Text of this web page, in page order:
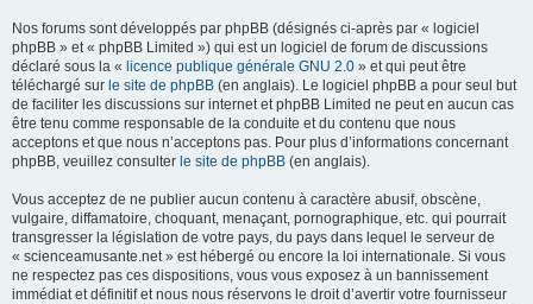
Nos forums sont développés par phpBB (désignés ci-après par « logiciel
phpBB » et « phpBB Limited ») qui est un logiciel de forum de discussions
déclaré sous la « licence publique générale GNU 2.0 » et qui peut être
téléchargé sur le site de phpBB (en anglais). Le logiciel phpBB a pour seul but
de faciliter les discussions sur internet et phpBB Limited ne peut en aucun cas
être tenu comme responsable de la conduite et du contenu que nous
acceptons et que nous n’acceptons pas. Pour plus d’informations concernant
phpBB, veuillez consulter le site de phpBB (en anglais).
Vous acceptez de ne publier aucun contenu à caractère abusif, obscène,
vulgaire, diffamatoire, choquant, menaçant, pornographique, etc. qui pourrait
transgresser la législation de votre pays, du pays dans lequel le serveur de
« scienceamusante.net » est hébergé ou encore la loi internationale. Si vous
ne respectez pas ces dispositions, vous vous exposez à un bannissement
immédiat et définitif et nous nous réservons le droit d’avertir votre fournisseur